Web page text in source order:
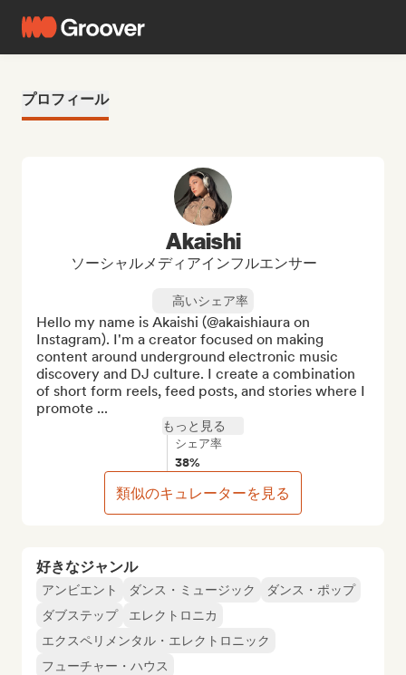
プロフィール
好きなジャンル
アンビエント ダンス・ミュージック
ダンス・ポップ
ダブステップ
エレクトロニカ
エクスペリメンタル・エレクトロニック
フューチャー・ハウス
Akaishi
ソーシャルメディアインフルエンサー
高いシェア率
Hello my name is Akaishi (@akaishiaura on
Instagram). I'm a creator focused on making
content around underground electronic music
discovery and DJ culture. I create a combination
of short form reels, feed posts, and stories where I
promote ...
もっと見る
シェア率
38%
類似のキュレーターを見る